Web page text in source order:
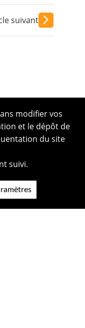
suivant
modifier vos
et le dépôt de
du site
suivi.